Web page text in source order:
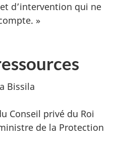
d’intervention qui ne
»
Bissila
Conseil privé du Roi
de la Protection